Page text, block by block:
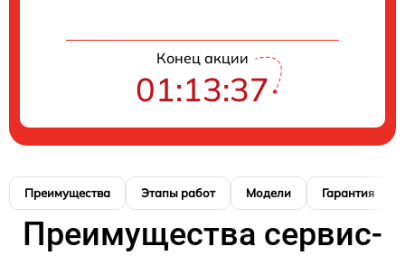
Конец акции
01:13:37
Преимущества Этапы работ Модели Гарантия
Преимущества сервис-